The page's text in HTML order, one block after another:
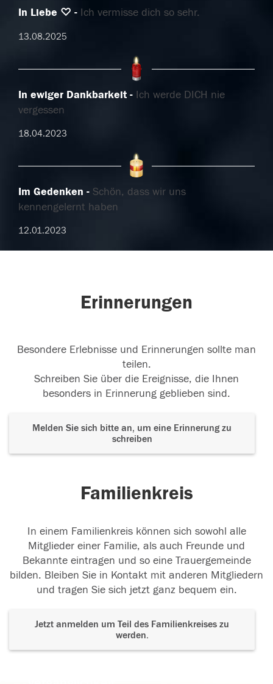
In Liebe ♡ Ich vermisse dich so sehr.
13.08.2025
In ewiger Dankbarkeit
Ich werde DICH nie
vergessen
18.04.2023
Im Gedenken
Schön, dass wir uns
kennengelernt haben
12.01.2023
Erinnerungen
Besondere Erlebnisse und Erinnerungen sollte man
teilen.
Schreiben Sie über die Ereignisse, die Ihnen
besonders in Erinnerung geblieben sind.
Melden Sie sich bitte an, um eine Erinnerung zu
schreiben
Familienkreis
In einem Familienkreis können sich sowohl alle
Mitglieder einer Familie, als auch Freunde und
Bekannte eintragen und so eine Trauergemeinde
bilden. Bleiben Sie in Kontakt mit anderen Mitgliedern
und tragen Sie sich jetzt ganz bequem ein.
Jetzt anmelden um Teil des Familienkreises zu
werden.